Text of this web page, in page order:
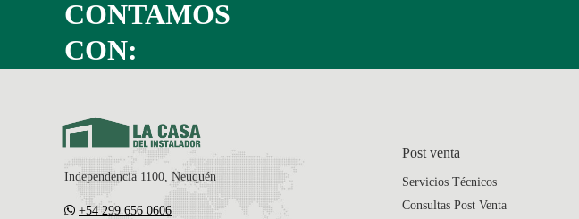
CONTAMOS
CON:
Independencia 1100, Neuquén
+54 299 656 0606
Post venta
Servicios Técnicos
Consultas Post Venta